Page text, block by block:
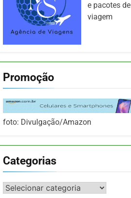
e pacotes de
viagem
Promoção
foto: Divulgação/Amazon
Categorias
Categorias